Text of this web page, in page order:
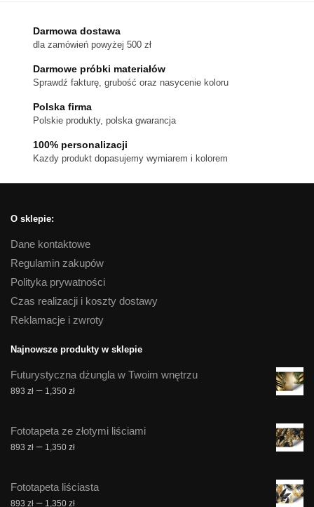
można
wybrać
na
produktu
Darmowa dostawa
dla zamówień powyżej 500 zł
Darmowe próbki materiałów
Sprawdź fakturę, grubość oraz nasycenie koloru
Polska firma
Polskie produkty, polska gwarancja
100% personalizacji
Kazdy produkt dopasujemy wymiarem i kolorem
O sklepie:
Dane kontaktowe
Regulamin zakupów
Polityka prywatności
Czas realizacji i koszty dostawy
Reklamacje i zwroty
Najnowsze produkty w sklepie
Futurystyczna dżungla w Twoim wnętrzu
893 zł – 1,350 złZakres
893 zł
do
Fototapeta ze złotymi liściami
893 zł – 1,350 złZakres
893 zł
Fototapeta liściasta
893 zł – 1,350 złZakres